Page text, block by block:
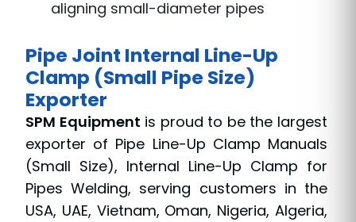
aligning small-diameter pipes
Pipe Joint Internal Line-Up
Clamp (Small Pipe Size)
Exporter
SPM Equipment is proud to be the largest
exporter of Pipe Line-Up Clamp Manuals
(Small Size), Internal Line-Up Clamp for
Pipes Welding, serving customers in the
USA, UAE, Vietnam, Oman, Nigeria, Algeria,